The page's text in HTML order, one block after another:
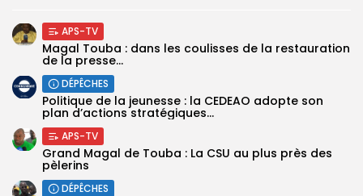
APS-TV
Magal Touba : dans les coulisses de la restauration
de la presse...
DÉPÊCHES
Politique de la jeunesse : la CEDEAO adopte son
plan d’actions stratégiques...
APS-TV
Grand Magal de Touba : La CSU au plus près des
pèlerins
DÉPÊCHES